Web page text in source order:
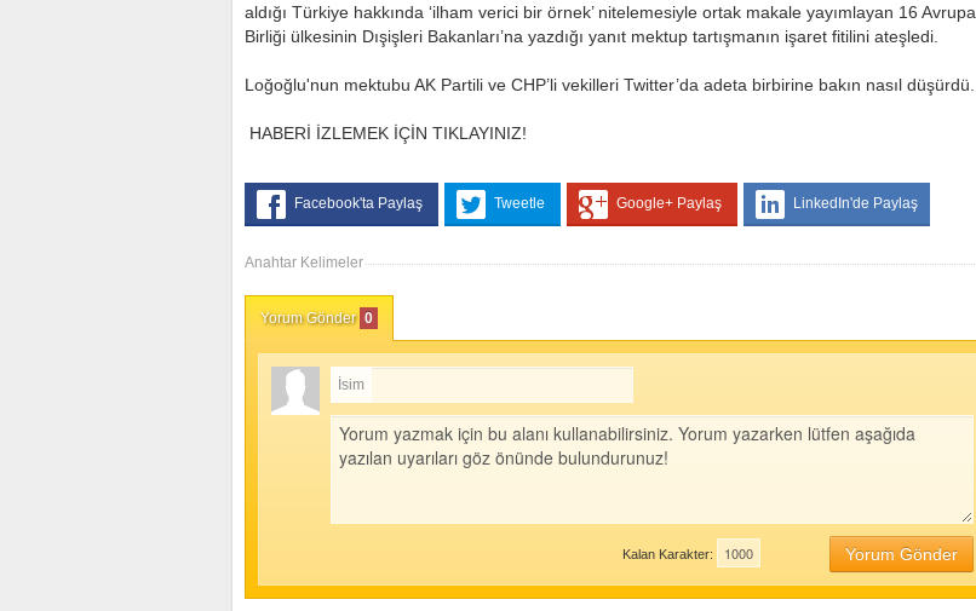
aldığı Türkiye hakkında ‘ilham verici bir örnek’ nitelemesiyle ortak makale yayımlayan 16 Avrupa
Birliği ülkesinin Dışişleri Bakanları’na yazdığı yanıt mektup tartışmanın işaret fitilini ateşledi.
Loğoğlu'nun mektubu AK Partili ve CHP’li vekilleri Twitter’da adeta birbirine bakın nasıl düşürdü.
HABERİ İZLEMEK İÇİN TIKLAYINIZ!
Facebook'ta Paylaş Tweetle Google+ Paylaş LinkedIn'de Paylaş
Anahtar Kelimeler
Yorum Gönder 0
İsim
Yorum Gönder
Kalan Karakter: